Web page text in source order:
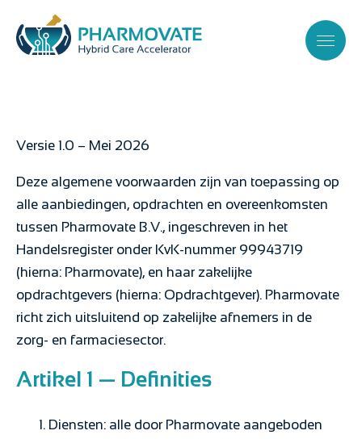
Versie 1.0 – Mei 2026
Deze algemene voorwaarden zijn van toepassing op
alle aanbiedingen, opdrachten en overeenkomsten
tussen Pharmovate B.V., ingeschreven in het
Handelsregister onder KvK-nummer 99943719
(hierna: Pharmovate), en haar zakelijke
opdrachtgevers (hierna: Opdrachtgever). Pharmovate
richt zich uitsluitend op zakelijke afnemers in de
zorg- en farmaciesector.
Artikel 1 — Definities
Diensten: alle door Pharmovate aangeboden